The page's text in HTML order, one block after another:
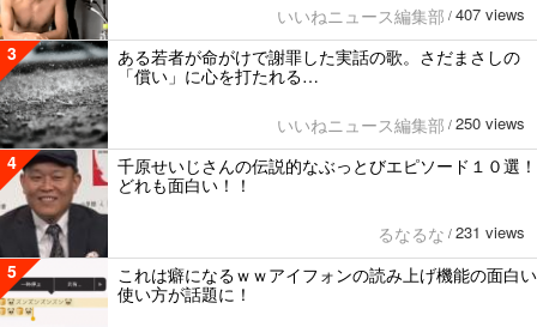
いいねニュース編集部 / 407 views
3
ある若者が命がけで謝罪した実話の歌。さだまさしの
「償い」に心を打たれる…
いいねニュース編集部 / 250 views
4
千原せいじさんの伝説的なぶっとびエピソード１０選！
どれも面白い！！
るなるな / 231 views
5
これは癖になるｗｗアイフォンの読み上げ機能の面白い
使い方が話題に！